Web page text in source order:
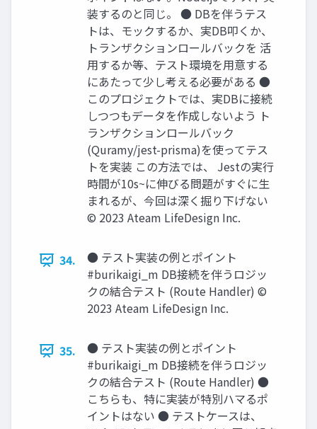
装するのと同じ。 ● DBを伴うテス
トは、モックするか、実DB叩くか、
トランザクションロールバックを 活
⽤するか等、テスト環境を⽤意する
にあたって少し考える必要がある ●
このプロジェクトでは、実DBに接続
しつつもデータを作成しないよう ト
ランザクションロールバック
(Quramy/jest-prisma)を使ってテス
トを実装 この⽅法では、 Jestの実⾏
時間が10s~に伸びる問題がすぐに⽣
まれるが、今回は深く掘り下げない
© 2023 Ateam LifeDesign Inc.
34.
● テスト実装の例とポイント
#burikaigi_m DB接続を伴うロジッ
クの結合テスト (Route Handler) ©
2023 Ateam LifeDesign Inc.
35.
● テスト実装の例とポイント
#burikaigi_m DB接続を伴うロジッ
クの結合テスト (Route Handler) ●
こちらも、特に実装が特別ハマるポ
イントはない ● テストケースは、